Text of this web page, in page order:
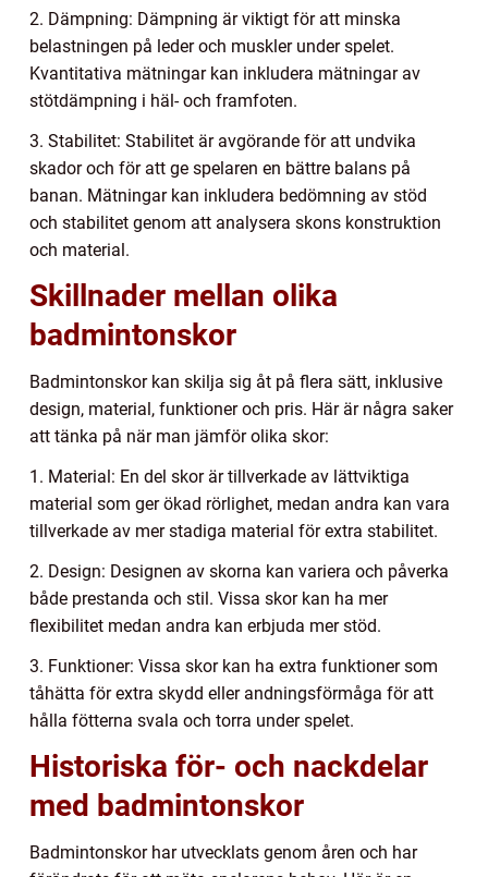
2. Dämpning: Dämpning är viktigt för att minska
belastningen på leder och muskler under spelet.
Kvantitativa mätningar kan inkludera mätningar av
stötdämpning i häl- och framfoten.
3. Stabilitet: Stabilitet är avgörande för att undvika
skador och för att ge spelaren en bättre balans på
banan. Mätningar kan inkludera bedömning av stöd
och stabilitet genom att analysera skons konstruktion
och material.
Skillnader mellan olika
badmintonskor
Badmintonskor kan skilja sig åt på flera sätt, inklusive
design, material, funktioner och pris. Här är några saker
att tänka på när man jämför olika skor:
1. Material: En del skor är tillverkade av lättviktiga
material som ger ökad rörlighet, medan andra kan vara
tillverkade av mer stadiga material för extra stabilitet.
2. Design: Designen av skorna kan variera och påverka
både prestanda och stil. Vissa skor kan ha mer
flexibilitet medan andra kan erbjuda mer stöd.
3. Funktioner: Vissa skor kan ha extra funktioner som
tåhätta för extra skydd eller andningsförmåga för att
hålla fötterna svala och torra under spelet.
Historiska för- och nackdelar
med badmintonskor
Badmintonskor har utvecklats genom åren och har